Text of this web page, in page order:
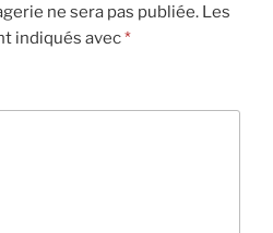
ne sera pas publiée. Les
indiqués avec*